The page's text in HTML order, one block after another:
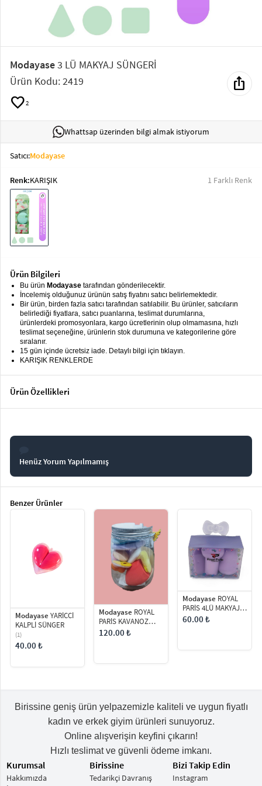
Sweatshirt
T-Shirt
Ev
Giyimkeyboard_arrow_down
Takımlarkeyboard_arrow_down
Elbise
Alt
Giyimkeyboard_arrow_down
Dış
Giyimkeyboard_arrow_down
Tesettür
Giyim
keyboard_arrow_down
Giyimkeyboard_arrow_down
Modayase3 LÜ MAKYAJ SÜNGERİ
Ürün Kodu: 2419
favorite2
ios_share
Whattsap üzerinden bilgi almak istiyorum
Satıcı:Modayase
Renk:KARIŞIK 1 Farklı Renk
Ürün Bilgileri
Bu ürün Modayase tarafından gönderilecektir.
İncelemiş olduğunuz ürünün satış fiyatını satıcı belirlemektedir.
Bir ürün, birden fazla satıcı tarafından satılabilir. Bu ürünler, satıcıların
belirlediği fiyatlara, satıcı puanlarına, teslimat durumlarına,
ürünlerdeki promosyonlara, kargo ücretlerinin olup olmamasına, hızlı
teslimat seçeneğine, ürünlerin stok durumuna ve kategorilerine göre
sıralanır.
15 gün içinde ücretsiz iade. Detaylı bilgi için tıklayın.
KARIŞIK RENKLERDE
Ürün Özellikleri
Henüz Yorum Yapılmamış
Benzer Ürünler
Modayase YARİCCİ
KALPLİ SÜNGER
(1)
40.00 ₺
Modayase ROYAL
PARİS KAVANOZ
SÜNGER SETİ
120.00 ₺
Modayase ROYAL
PARİS 4LÜ MAKYAJ
PUFU
60.00 ₺
Birissine geniş ürün yelpazemizle kaliteli ve uygun fiyatlı
kadın ve erkek giyim ürünleri sunuyoruz.
Online alışverişin keyfini çıkarın!
Hızlı teslimat ve güvenli ödeme imkanı.
Kurumsal
Hakkımızda
Birissine
Tedarikçi Davranış
Bizi Takip Edin
Instagram